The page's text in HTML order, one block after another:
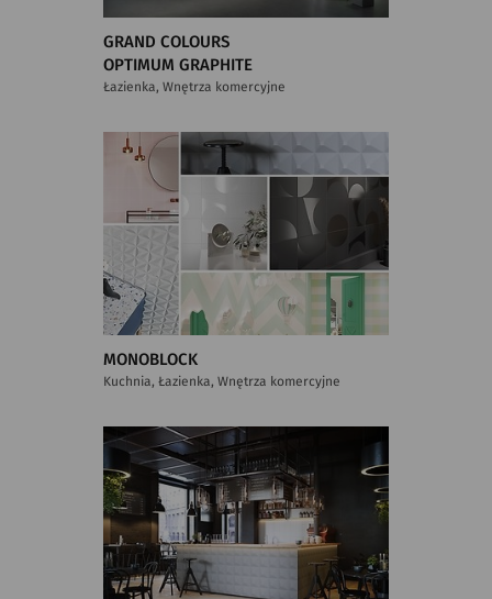
GRAND COLOURS
OPTIMUM GRAPHITE
Łazienka, Wnętrza komercyjne
MONOBLOCK
Kuchnia, Łazienka, Wnętrza komercyjne